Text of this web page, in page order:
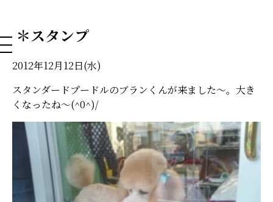
NAHA DOG GROOMING SCHOOL
＊スタンプ
2012年12月12日(水)
スタンダードプードルのブランくんが来ました～。大き
くなったね～(^0^)/